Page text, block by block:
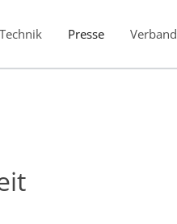
Presse Verband